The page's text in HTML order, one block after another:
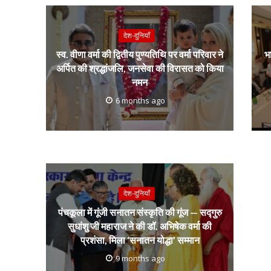
k k p
देश-दुनियाँ
स्व. वीणा वर्मा की द्वितीय पुण्यतिथि पर वर्मा परिवार ने
अर्पित की श्रद्धांजलि, जनसेवा की विरासत को किया
नमन
6 months ago
देश-दुनियाँ
पंचकूला में गूंजी सनातन संस्कृति की गूंज — सद्गुरु
सुधांशु जी महाराज ने की डॉ. अभिषेक वर्मा की
प्रशंसा, मिला ‘सनातन योद्धा’ सम्मान
9 months ago
नई दिल्ली में
वर्मा ट्रस्ट